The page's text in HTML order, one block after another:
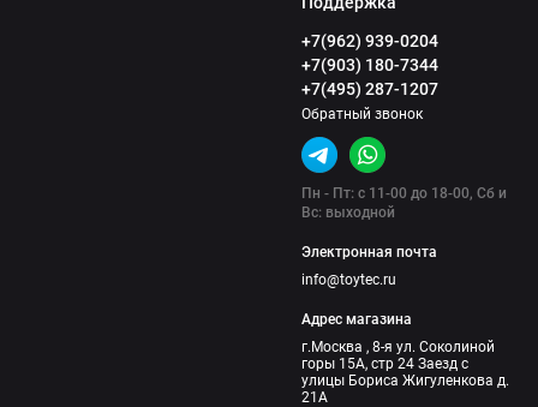
+7(962) 939-0204
+7(903) 180-7344
+7(495) 287-1207
Обратный звонок
Пн - Пт: с 11-00 до 18-00, Сб и
Вс: выходной
Электронная почта
info@toytec.ru
Адрес магазина
г.Москва , 8-я ул. Соколиной
горы 15А, стр 24 Заезд с
улицы Бориса Жигуленкова д.
21А